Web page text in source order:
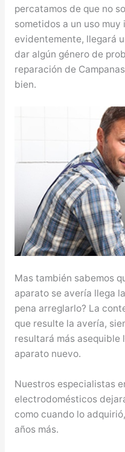
percatamos de que no
sometidos a un uso muy
evidentemente, llegará
dar algún género de
reparación de
bien.
Mas también sabemos
aparato se avería llega
pena arreglarlo? La
que resulte la avería,
resultará más asequible
aparato nuevo.
Nuestros especialistas
electrodomésticos
como cuando lo
años más.